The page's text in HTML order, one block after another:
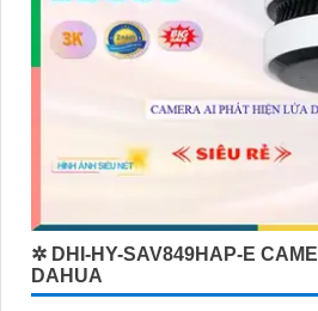
✲ DHI-HY-SAV849HAP-E
DAHUA